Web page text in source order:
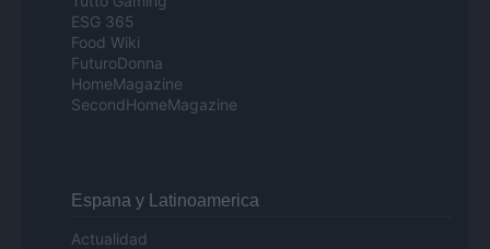
ESG 365
Food Wiki
FuturoDonna
HomeMagazine
SecondHomeMagazine
Espana y Latinoamerica
Actualidad